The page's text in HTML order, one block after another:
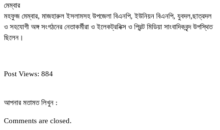
মেম্বার
মহফুজ মেম্বার, মাজহারুল ইসলামসহ উপজেলা বিএনপি, ইউনিয়ন বিএনপি, যুবদল,ছাত্রদল
ও সহযোগী অঙ্গ সংগঠনের নেতাকর্মীরা ও ইলেকট্রনিক্স ও প্রিন্ট মিডিয়া সাংবাদিকবৃন্দ উপস্থিত
ছিলেন।
Post Views: 884
আপনার মতামত লিখুন :
Comments are closed.